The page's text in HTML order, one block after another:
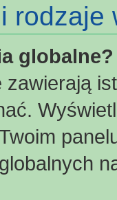
rodzaje
globalne?
zawierają